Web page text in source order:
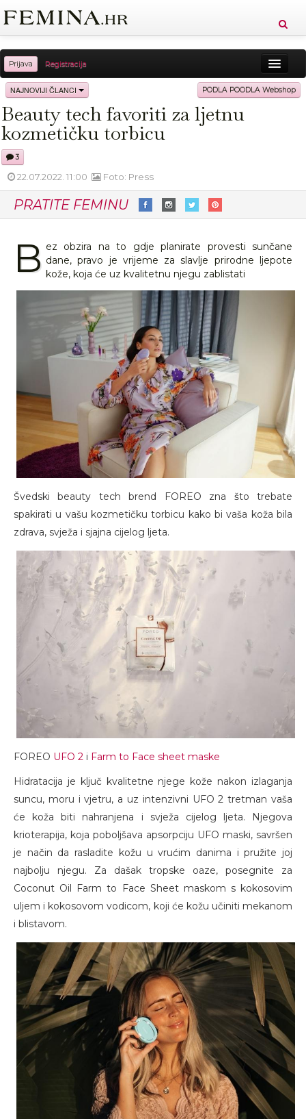
Prijava Registracija
Sreća Zdravlje Vitkost
Moda Ljubav Relax Putovanja Recepti
NAJNOVIJI ČLANCI PODLA POODLA Webshop
Beauty tech favoriti za ljetnu
kozmetičku torbicu
3
22.07.2022. 11:00 Foto: Press
PRATITE FEMINU
B ez obzira na to gdje planirate provesti sunčane
dane, pravo je vrijeme za slavlje prirodne ljepote
kože, koja će uz kvalitetnu njegu zablistati
Švedski beauty tech brend FOREO zna što trebate
spakirati u vašu kozmetičku torbicu kako bi vaša koža bila
zdrava, svježa i sjajna cijelog ljeta.
FOREO UFO 2 i Farm to Face sheet maske
Hidratacija je ključ kvalitetne njege kože nakon izlaganja
suncu, moru i vjetru, a uz intenzivni UFO 2 tretman vaša
će koža biti nahranjena i svježa cijelog ljeta. Njegova
krioterapija, koja poboljšava apsorpciju UFO maski, savršen
je način da rasladite kožu u vrućim danima i pružite joj
najbolju njegu. Za dašak tropske oaze, posegnite za
Coconut Oil Farm to Face Sheet maskom s kokosovim
uljem i kokosovom vodicom, koji će kožu učiniti mekanom
i blistavom.